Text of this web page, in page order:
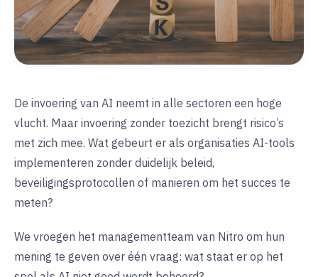
De invoering van AI neemt in alle sectoren een hoge
vlucht. Maar invoering zonder toezicht brengt risico’s
met zich mee. Wat gebeurt er als organisaties AI-tools
implementeren zonder duidelijk beleid,
beveiligingsprotocollen of manieren om het succes te
meten?
We vroegen het managementteam van Nitro om hun
mening te geven over één vraag: wat staat er op het